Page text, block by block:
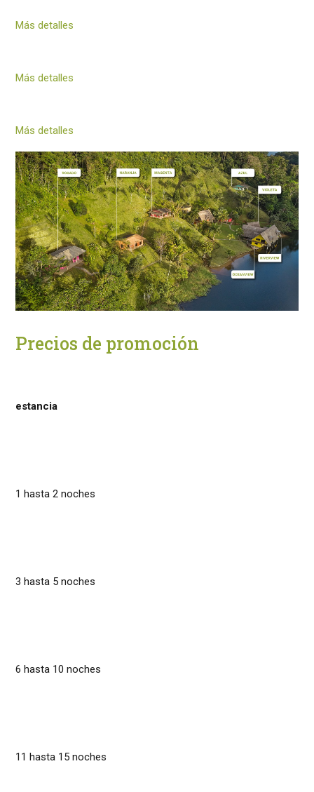
Más detalles
Más detalles
Más detalles
Precios de promoción
estancia
1 hasta 2 noches
3 hasta 5 noches
6 hasta 10 noches
11 hasta 15 noches